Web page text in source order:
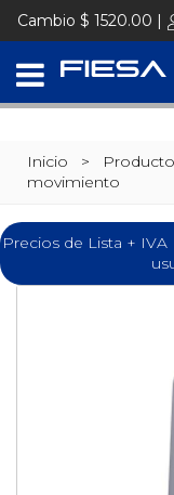
Cambio $ 1520.00 |
Inicio >
movimiento
Precios de Lista +